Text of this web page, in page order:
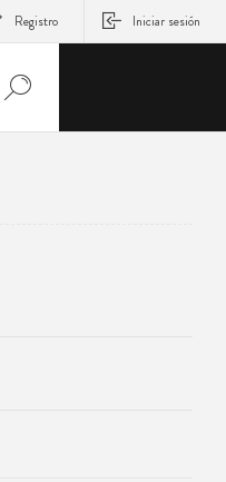
Registro Iniciar sesión